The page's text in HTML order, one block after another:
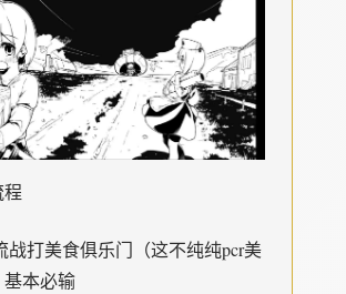
战打美食俱乐门（这不纯纯pcr美
本必输